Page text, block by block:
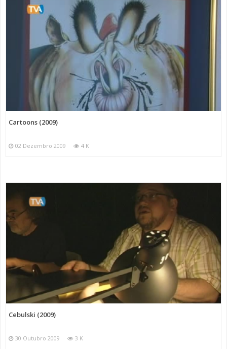
Cartoons (2009)
02 Dezembro 2009 4 K
Cebulski (2009)
30 Outubro 2009 3 K